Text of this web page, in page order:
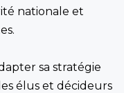
nationale et
sa stratégie
élus et décideurs